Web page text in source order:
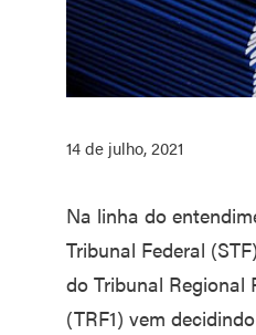
14 de julho, 2021
Na linha do
Tribunal Federal
do Tribunal Regional
(TRF1) vem